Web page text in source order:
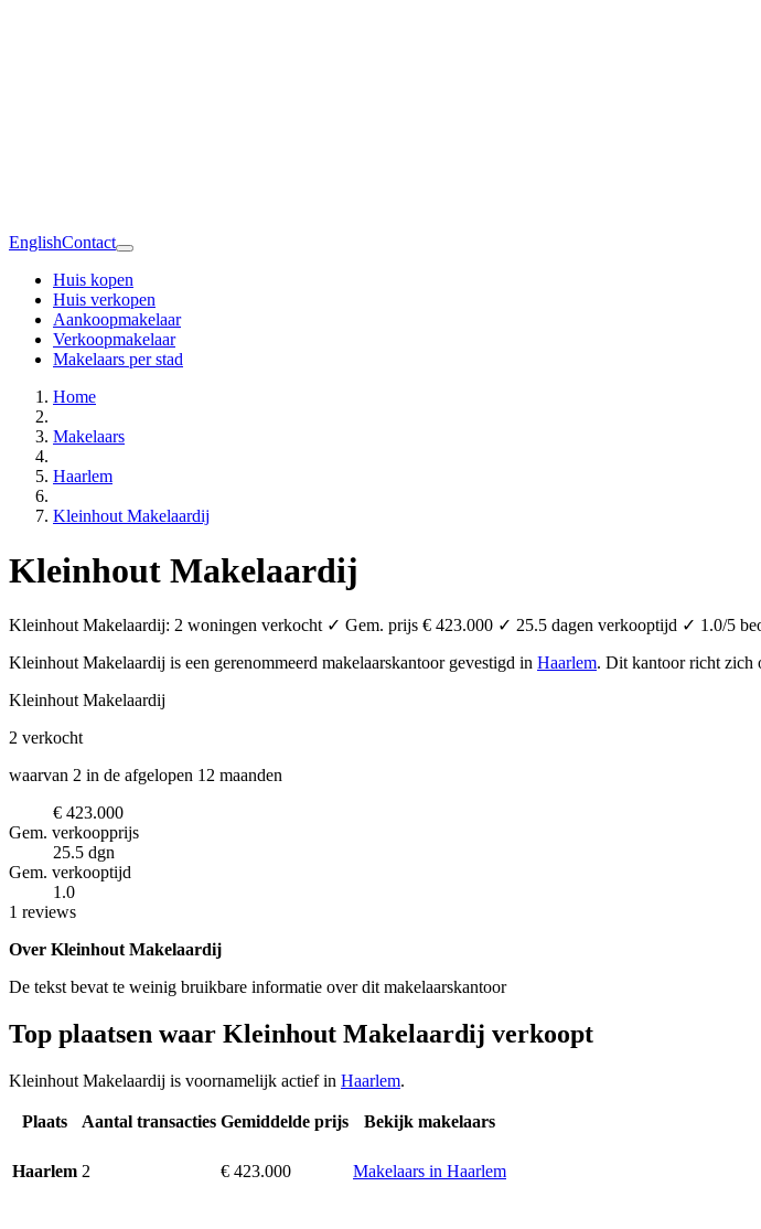
EnglishContact
Huis kopen
Huis verkopen
Aankoopmakelaar
Verkoopmakelaar
Makelaars per stad
Home
Makelaars
Haarlem
Kleinhout Makelaardij
Kleinhout Makelaardij
Kleinhout Makelaardij: 2 woningen verkocht ✓ Gem. prijs € 423.000 ✓ 25.5 dagen verkooptijd ✓ 1.0/5
Kleinhout Makelaardij is een gerenommeerd makelaarskantoor gevestigd in Haarlem. Dit kantoor richt zich
Kleinhout Makelaardij
2 verkocht
waarvan 2 in de afgelopen 12 maanden
€ 423.000
Gem. verkoopprijs
25.5 dgn
Gem. verkooptijd
1.0
1 reviews
Over Kleinhout Makelaardij
De tekst bevat te weinig bruikbare informatie over dit makelaarskantoor
Top plaatsen waar Kleinhout Makelaardij verkoopt
Kleinhout Makelaardij is voornamelijk actief in Haarlem.
Plaats Aantal transacties Gemiddelde prijs Bekijk makelaars
Haarlem 2 € 423.000 Makelaars in Haarlem